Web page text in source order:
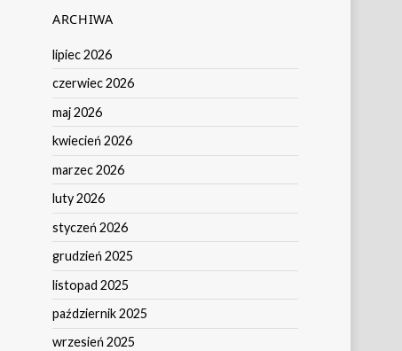
ARCHIWA
lipiec 2026
czerwiec 2026
maj 2026
kwiecień 2026
marzec 2026
luty 2026
styczeń 2026
grudzień 2025
listopad 2025
październik 2025
wrzesień 2025